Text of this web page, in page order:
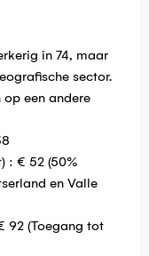
in 74, maar
sector.
op een andere
: € 52 (50%
en Valle
92 (Toegang tot